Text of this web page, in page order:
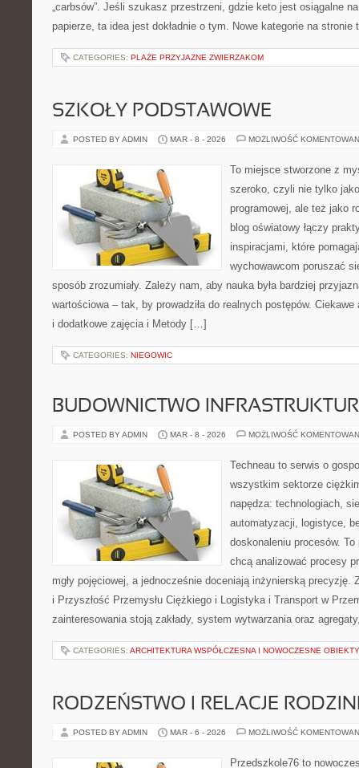
„carbsów”. Jeśli szukasz przestrzeni, gdzie keto jest osiągalne
papierze, ta idea jest dokładnie o tym. Nowe kategorie na
CATEGORIES: PLAŻE PRZYJAZNE ZWIERZAKOM
SZKOŁY PODSTAWOWE
POSTED BY ADMIN MAR - 8 - 2026 MOŻLIWOŚĆ
To miejsce stworzone z
szeroko, czyli nie tylko
programowej, ale też jako
blog oświatowy łączy
inspiracjami, które
wychowawcom poruszać
sposób zrozumiały. Zależy nam, aby nauka była bardziej
wartościowa – tak, by prowadziła do realnych postępów.
i dodatkowe zajęcia i Metody […]
CATEGORIES: NIEGOWIC
BUDOWNICTWO
POSTED BY ADMIN MAR - 8 - 2026 MOŻLIWOŚĆ
Techneau to serwis o
wszystkim sektorze
napędza: technologiach,
automatyzacji, logistyce,
doskonaleniu procesów.
chcą analizować procesy
mgły pojęciowej, a jednocześnie doceniają inżynierską precyzję.
i Przyszłość Przemysłu Ciężkiego i Logistyka i Transport w
zainteresowania stoją zakłady, system wytwarzania oraz
CATEGORIES: ARCHITEKTURA WSPÓŁCZESNA I NOWOCZESNE OBIEKTY
RODZEŃSTWO I RELACJE
POSTED BY ADMIN MAR - 6 - 2026 MOŻLIWOŚĆ
Przedszkole76 to